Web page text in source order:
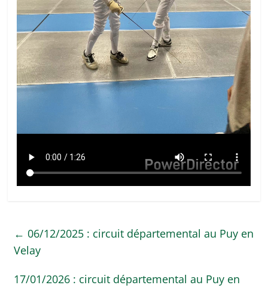
← 06/12/2025 : circuit départemental au Puy en
Velay
17/01/2026 : circuit départemental au Puy en